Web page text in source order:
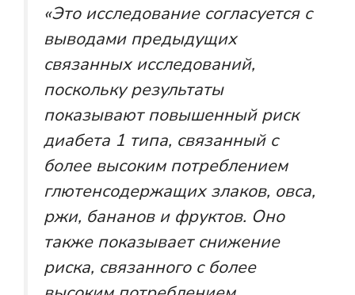
«Это исследование согласуется с
выводами предыдущих
связанных исследований,
поскольку результаты
показывают повышенный риск
диабета 1 типа, связанный с
более высоким потреблением
глютенсодержащих злаков, овса,
ржи, бананов и фруктов. Оно
также показывает снижение
риска, связанного с более